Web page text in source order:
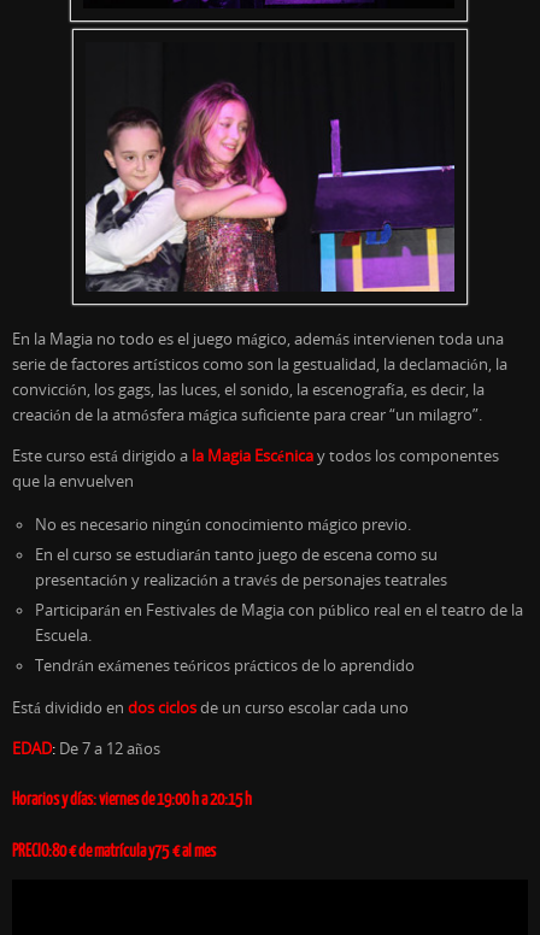
En la Magia no todo es el juego mágico, además intervienen toda una
serie de factores artísticos como son la gestualidad, la declamación, la
convicción, los gags, las luces, el sonido, la escenografía, es decir, la
creación de la atmósfera mágica suficiente para crear “un milagro”.
Este curso está dirigido a la Magia Escénicay todos los componentes
que la envuelven
No es necesario ningún conocimiento mágico previo.
En el curso se estudiarán tanto juego de escena como su
presentación y realización a través de personajes teatrales
Participarán en Festivales de Magia con público real en el teatro de la
Escuela.
Tendrán exámenes teóricos prácticos de lo aprendido
Está dividido en dos ciclosde un curso escolar cada uno
EDAD: De 7 a 12 años
Horarios y días: viernes de 19:00 h a 20:15 h
PRECIO:80 € de matrícula y75 € al mes